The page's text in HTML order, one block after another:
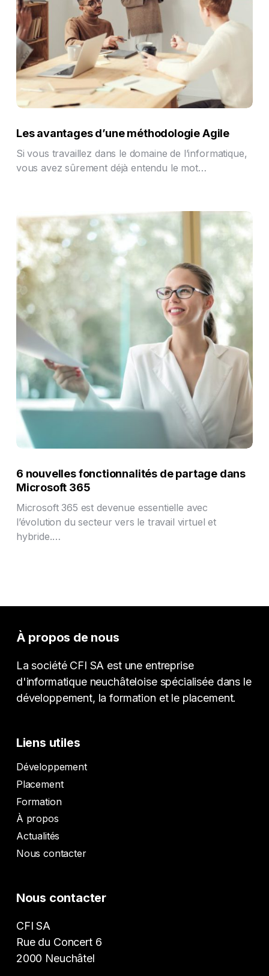
Les avantages d’une méthodologie Agile
Si vous travaillez dans le domaine de l’informatique,
vous avez sûrement déjà entendu le mot…
6 nouvelles fonctionnalités de partage dans
Microsoft 365
Microsoft 365 est devenue essentielle avec
l’évolution du secteur vers le travail virtuel et
hybride.…
À propos de nous
La société CFI SA est une entreprise
d'informatique neuchâteloise spécialisée dans le
développement, la formation et le placement.
Liens utiles
Développement
Placement
Formation
À propos
Actualités
Nous contacter
Nous contacter
CFI SA
Rue du Concert 6
2000 Neuchâtel